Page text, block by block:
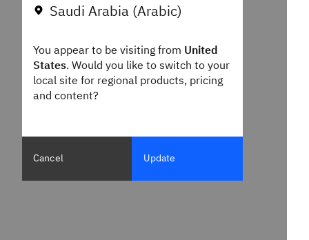
Saudi Arabia (Arabic)
You appear to be visiting fromUnited
States. Would you like to switch to your
local site for regional products, pricing
and content?
Cancel Update